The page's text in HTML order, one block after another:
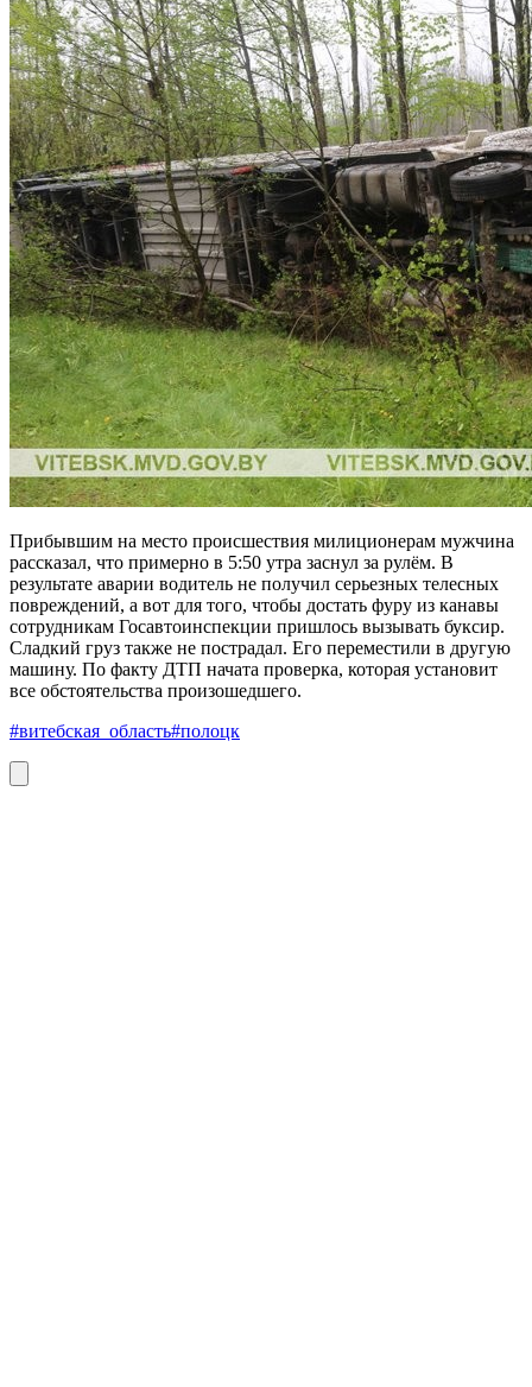
Прибывшим на место происшествия милиционерам мужчина
рассказал, что примерно в 5:50 утра заснул за рулём. В
результате аварии водитель не получил серьезных телесных
повреждений, а вот для того, чтобы достать фуру из канавы
сотрудникам Госавтоинспекции пришлось вызывать буксир.
Сладкий груз также не пострадал. Его переместили в другую
машину. По факту ДТП начата проверка, которая установит
все обстоятельства произошедшего.
#витебская_область#полоцк